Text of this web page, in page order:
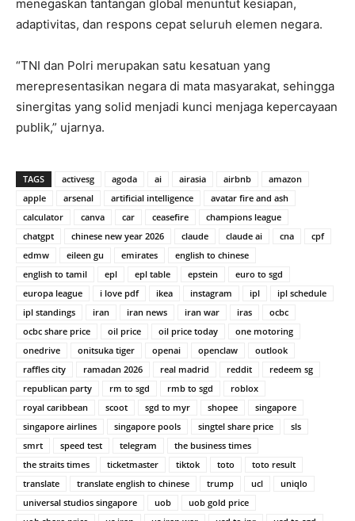
menegaskan tantangan global menuntut kesiapan,
adaptivitas, dan respons cepat seluruh elemen negara.
“TNI dan Polri merupakan satu kesatuan yang
merepresentasikan negara di mata masyarakat, sehingga
sinergitas yang solid menjadi kunci menjaga kepercayaan
publik,” ujarnya.
TAGS activesg agoda ai airasia airbnb
amazon
apple
arsenal artificial intelligence
avatar fire and ash
calculator
canva car ceasefire
champions league
chatgpt
chinese new year 2026 claude claude ai cna
cpf
edmw
eileen gu emirates
english to chinese
english to tamil
epl epl table epstein
euro to sgd
europa league
i love pdf ikea instagram ipl
ipl schedule
ipl standings
iran iran news iran war iras
ocbc
ocbc share price
oil price oil price today
one motoring
onedrive
onitsuka tiger openai openclaw
outlook
raffles city
ramadan 2026 real madrid reddit
redeem sg
republican party
rm to sgd rmb to sgd
roblox
royal caribbean
scoot sgd to myr shopee
singapore
singapore airlines
singapore pools singtel share price
sls
smrt
speed test telegram
the business times
the straits times
ticketmaster tiktok toto
toto result
translate
translate english to chinese trump ucl
uniqlo
universal studios singapore
uob
uob gold price